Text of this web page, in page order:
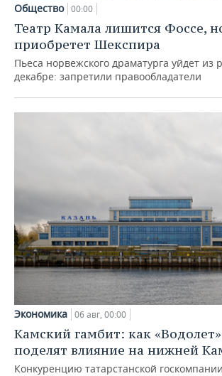
Общество 00:00
Театр Камала лишится Фоссе,
приобретет Шекспира
Пьеса норвежского драматурга уйдет из
декабре: запретили правообладатели
Экономика 06 авг, 00:00
Камский гамбит: как
поделят влияние на нижней
Конкуренцию татарстанской